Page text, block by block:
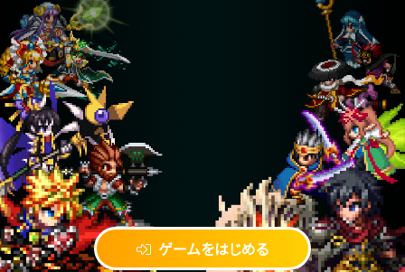
ゲームをはじめる